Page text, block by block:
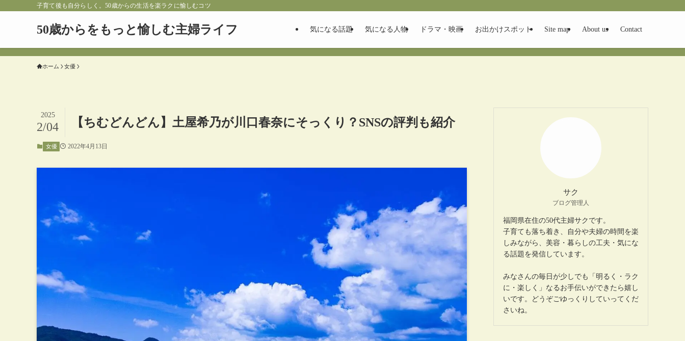
子育て後も自分らしく。50歳からの生活を楽ラクに愉しむコツ
50歳からをもっと愉しむ主婦ライフ 気になる話題 気になる人物 ドラマ・映画 お出かけスポット Site map About us Contact
ホーム 女優
【ちむどんどん】土屋希乃が川口春奈にそっくり？SNSの評判も紹介
2025
2/04
女優 2022年4月13日
サク
ブログ管理人
福岡県在住の50代主婦サクです。
子育ても落ち着き、自分や夫婦の時間を楽
しみながら、美容・暮らしの工夫・気にな
る話題を発信しています。
みなさんの毎日が少しでも「明るく・ラク
に・楽しく」なるお手伝いができたら嬉し
いです。どうぞごゆっくりしていってくだ
さいね。